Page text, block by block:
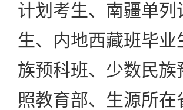
计划考生、南疆单
生、内地西藏班毕
族预科班、少数民
照教育部、生源所